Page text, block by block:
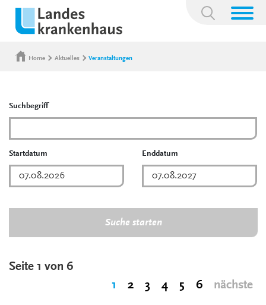
Suchbegriff:
Home Aktuelles Veranstaltungen
Suchbegriff
Startdatum Enddatum
Suche starten
Seite 1 von 6
1
2 3 4 5 6 nächste